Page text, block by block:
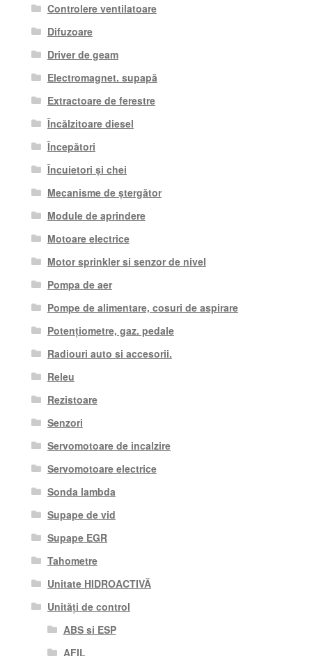
Controlere ventilatoare
Difuzoare
Driver de geam
Electromagnet. supapă
Extractoare de ferestre
Încălzitoare diesel
Începători
Încuietori și chei
Mecanisme de ștergător
Module de aprindere
Motoare electrice
Motor sprinkler si senzor de nivel
Pompa de aer
Pompe de alimentare, cosuri de aspirare
Potențiometre, gaz. pedale
Radiouri auto si accesorii.
Releu
Rezistoare
Senzori
Servomotoare de incalzire
Servomotoare electrice
Sonda lambda
Supape de vid
Supape EGR
Tahometre
Unitate HIDROACTIVĂ
Unități de control
ABS si ESP
AFIL